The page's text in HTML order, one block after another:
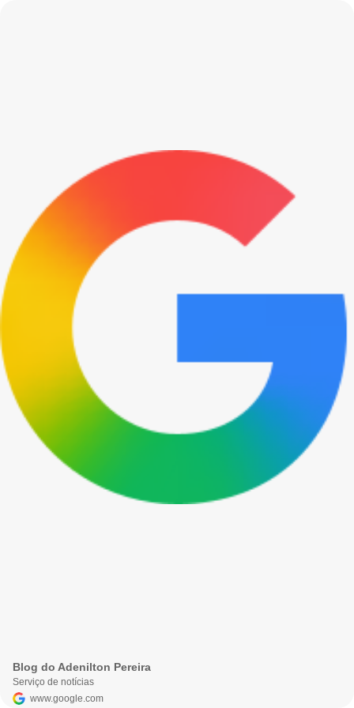
Blog do Adenilton Pereira
Serviço de notícias
www.google.com